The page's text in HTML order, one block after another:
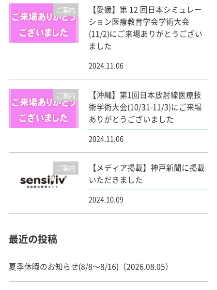
ご案内
【愛媛】第 12 回日本シミュレー
ション医療教育学会学術大会
(11/2)にご来場ありがとうござい
ました
2024.11.06
ご案内
【沖縄】第1回日本放射線医療技
術学術大会(10/31-11/3)にご来場
ありがとうございました
2024.11.06
ご案内
【メディア掲載】神戸新聞に掲載
いただきました
2024.10.09
最近の投稿
夏季休暇のお知らせ(8/8～8/16)（2026.08.05）